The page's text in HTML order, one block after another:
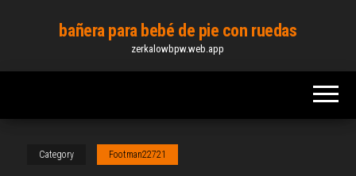
content
bañera para bebé de pie con ruedas
zerkalowbpw.web.app
Category Footman22721